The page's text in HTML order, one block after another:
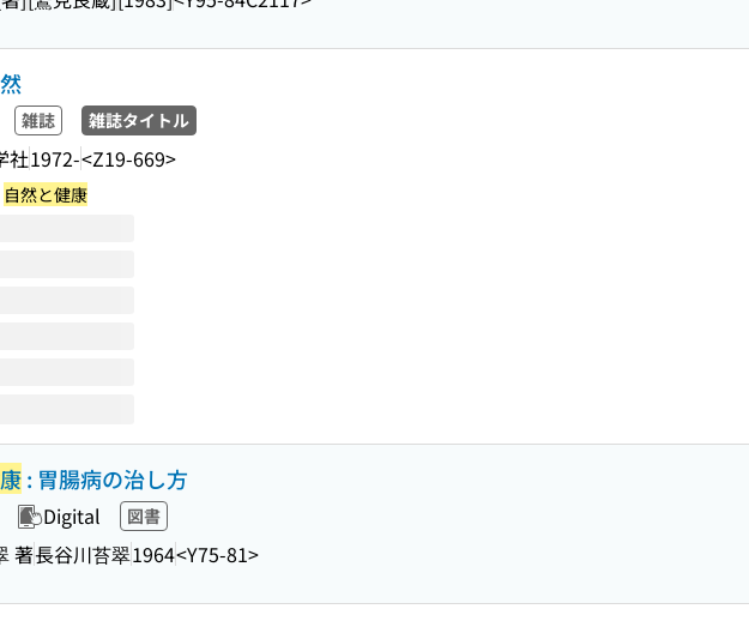
雑誌 雑誌タイトル
社1972-<Z19-669>
自然と健康
title
: 胃腸病の治し方
Digital 図書
著長谷川苔翠1964<Y75-81>